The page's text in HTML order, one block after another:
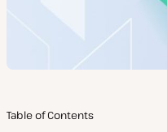
Table of Contents